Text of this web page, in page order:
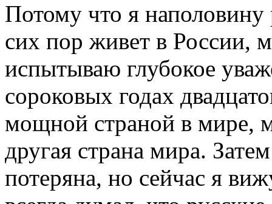
Потому что я
сих пор живет в России,
испытываю глубокое
сороковых годах
мощной страной в мире,
другая страна мира.
потеряна, но сейчас я